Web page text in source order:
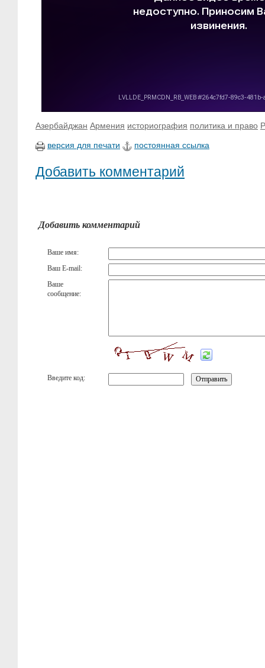
Азербайджан Армения историография политика и право
версия для печати постоянная ссылка
Добавить комментарий
Добавить комментарий
Ваше имя:
Ваш E-mail:
Ваше
сообщение:
Введите код: